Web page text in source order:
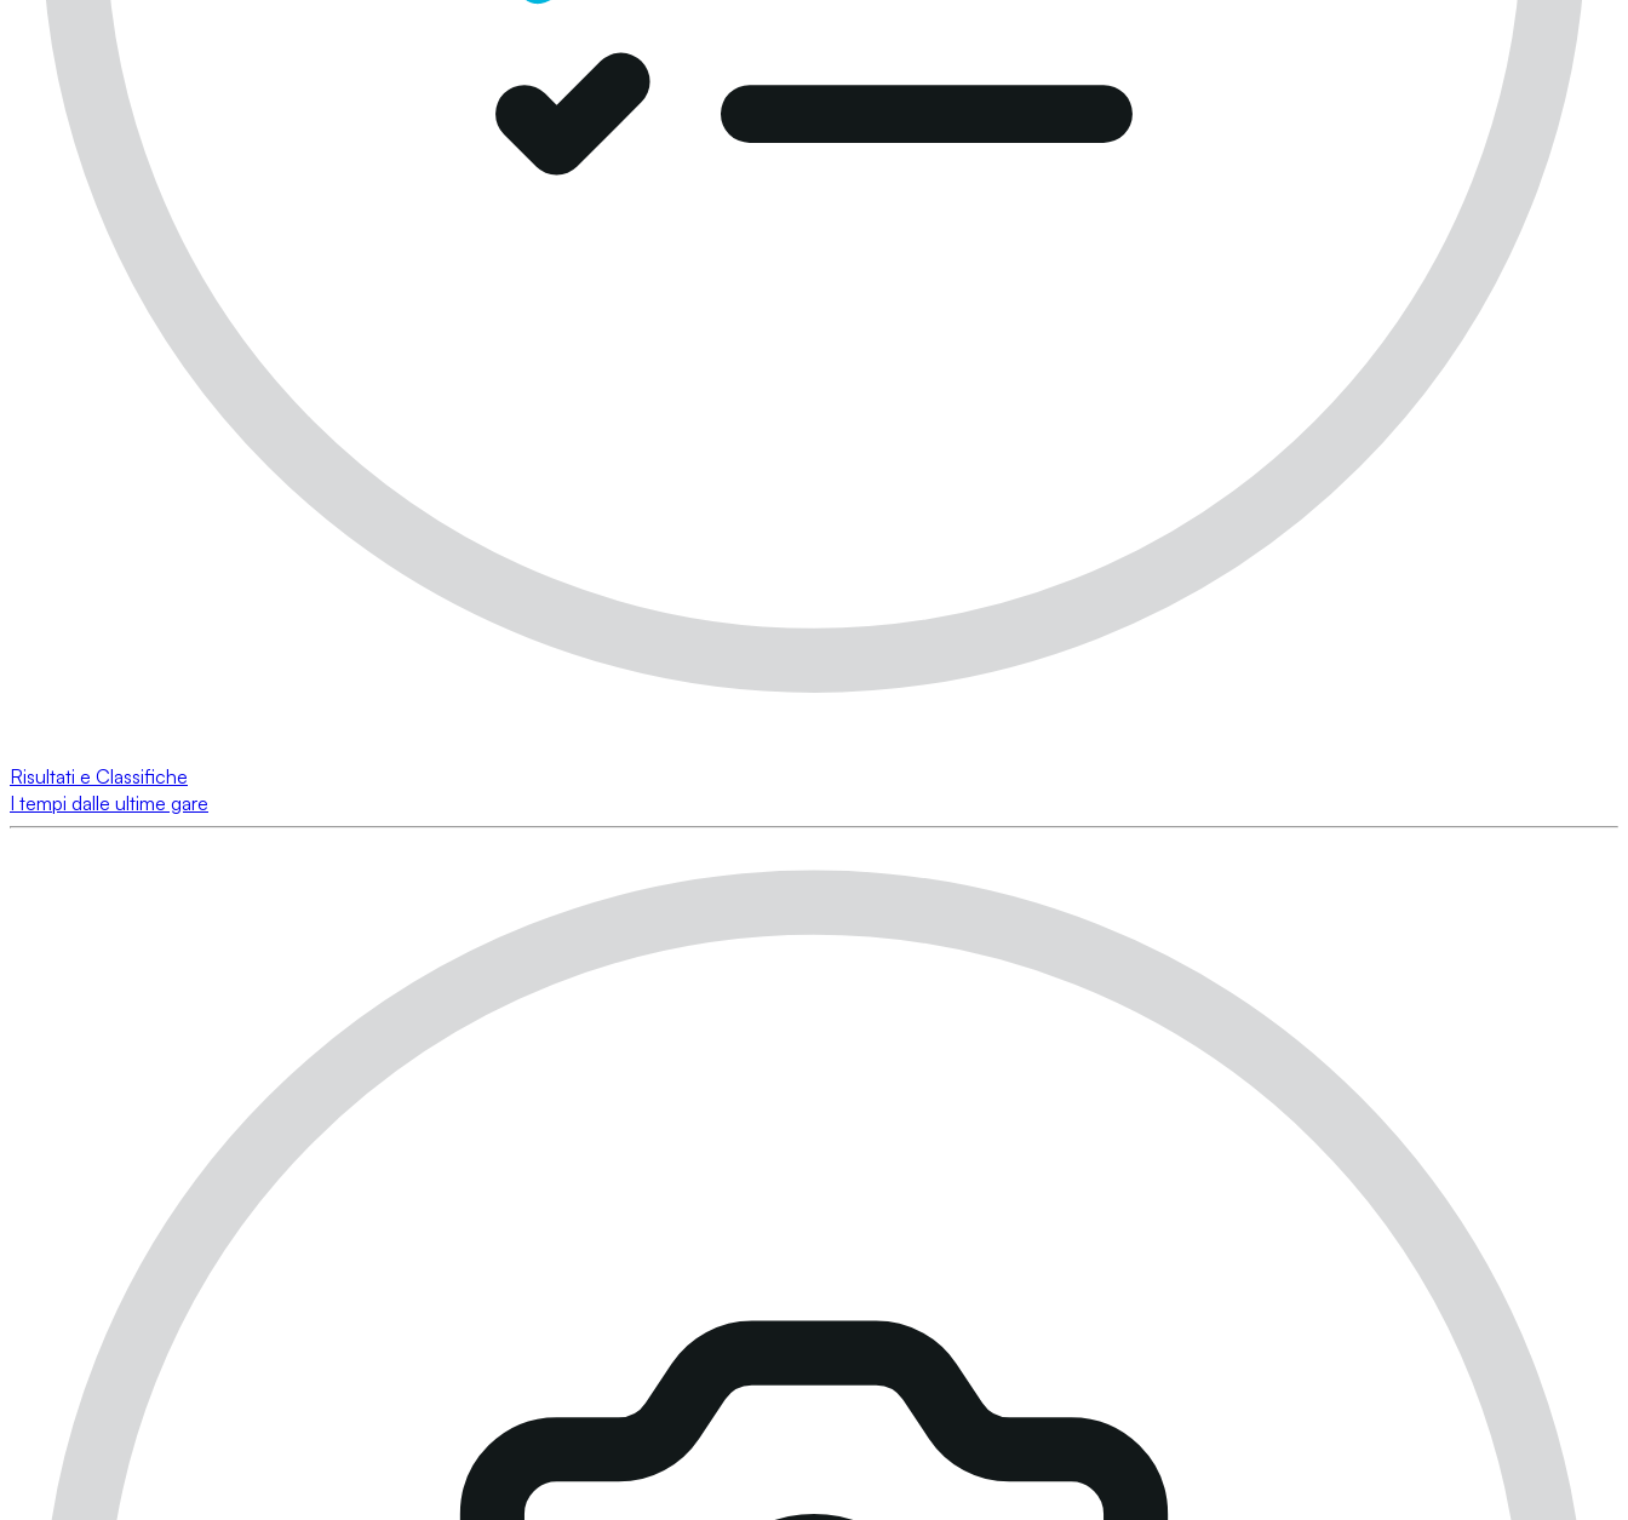
Risultati e Classifiche
I tempi dalle ultime gare